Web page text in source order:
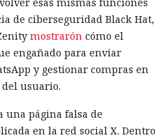
de ciberseguridad Black Hat,
mostrarón cómo el
engañado para enviar
y gestionar compras en
usuario.
una página falsa de
en la red social X. Dentro